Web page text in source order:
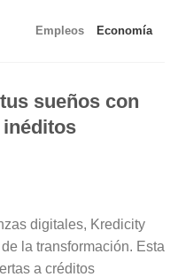
Empleos Economía
sueños con
digitales, Kredicity
la transformación. Esta
a créditos